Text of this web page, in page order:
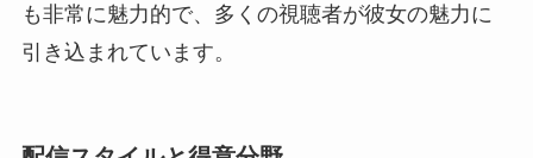
も非常に魅力的で、多くの視聴者が彼女の魅力に
引き込まれています。